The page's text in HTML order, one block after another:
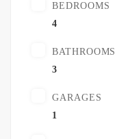
BEDROOMS
4
BATHROOMS
3
GARAGES
1